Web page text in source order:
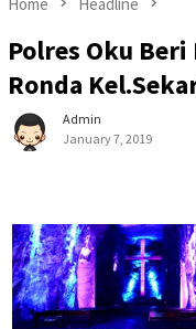
Polres Oku
Ronda
Admin
January 7, 2019